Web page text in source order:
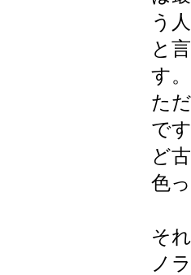
う
と
す。
た
で
ど
色
そ
ノ